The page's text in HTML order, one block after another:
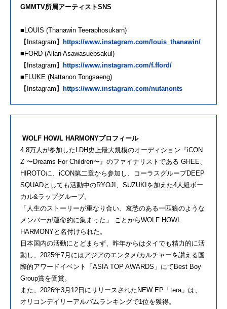
GMMTV所属アーティストSNS
■LOUIS (Thanawin Teeraphosukarn)
【Instagram】
https://www.instagram.com/louis_thanawin/
■FORD (Allan Asawasuebsakul)
【Instagram】
https://www.instagram.com/f.fford/
■FLUKE (Nattanon Tongsaeng)
【Instagram】
https://www.instagram.com/nutanonts
WOLF HOWL HARMONYプロフィール
4.8万人が参加したLDH史上最大規模のオーディション『iCON
Z 〜Dreams For Children〜』のファイナリストである GHEE、
HIROTOに、iCON第⼆章から参加し、コーラスグループDEEP
SQUADとしても活動中のRYOJI、SUZUKIを加えた4⼈組ボー
カル&ラップグループ。
「人生のストーリーが重なり合い、哀愁のある一匹狼のような
メンバーが運命的に集まった」 ことからWOLF HOWL
HARMONYと名付けられた。
日本国内の活動にとどまらず、昨年からはタイでも精力的に活
動し、2025年7月にはアジアのエンタメ/カルチャーを讃える国
際的アワードイベント「ASIA TOP AWARDS」にてBest Boy
Group賞を受賞。
また、2026年3月12日にリリースされたNEW EP「tera」は、
オリコンデイリーアルバムランキングで1位を獲得。